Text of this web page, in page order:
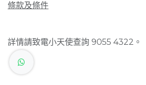
條款及條件
詳情請致電小天使查詢 9055 4322。